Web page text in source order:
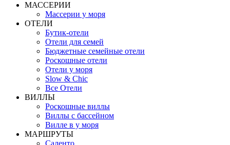
МАССЕРИИ
Массерии у моря
ОТЕЛИ
Бутик-отели
Отели для семей
Бюджетные семейные отели
Роскошные отели
Отели у моря
Slow & Chic
Все Отели
ВИЛЛЫ
Роскошные виллы
Виллы с бассейном
Вилле в у моря
MАРШРУТЫ
Саленто